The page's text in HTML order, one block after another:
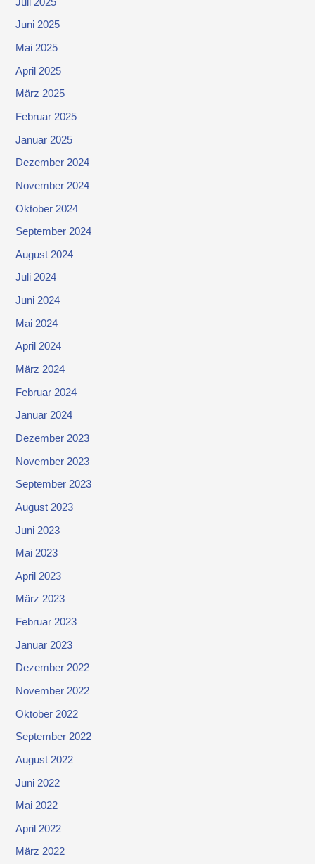
Juni 2025
Mai 2025
April 2025
März 2025
Februar 2025
Januar 2025
Dezember 2024
November 2024
Oktober 2024
September 2024
August 2024
Juli 2024
Juni 2024
Mai 2024
April 2024
März 2024
Februar 2024
Januar 2024
Dezember 2023
November 2023
September 2023
August 2023
Juni 2023
Mai 2023
April 2023
März 2023
Februar 2023
Januar 2023
Dezember 2022
November 2022
Oktober 2022
September 2022
August 2022
Juni 2022
Mai 2022
April 2022
März 2022